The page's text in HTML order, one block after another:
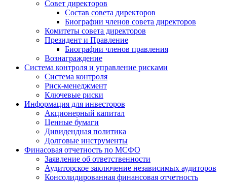
Совет директоров
Состав совета директоров
Биографии членов совета директоров
Комитеты совета директоров
Президент и Правление
Биографии членов правления
Вознаграждение
Система контроля и управление рисками
Система контроля
Риск-менеджмент
Ключевые риски
Информация для инвесторов
Акционерный капитал
Ценные бумаги
Дивидендная политика
Долговые инструменты
Финасовая отчетность по МСФО
Заявление об ответственности
Аудиторское заключение независимых аудиторов
Консолидированная финансовая отчетность